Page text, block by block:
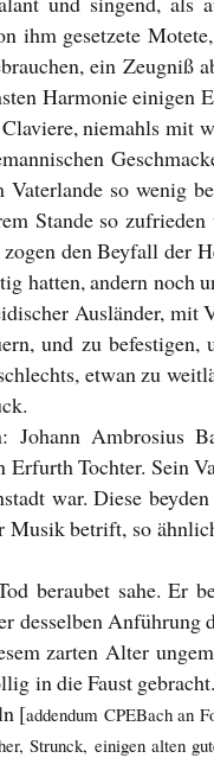
ihm gesetzete
ein Zeugniß
Harmonie einigen
niemahls mit
so wenig
Stande so zufrieden
den Beyfall der
hatten, andern noch
Ausländer, mit
und zu befestigen,
etwan zu
Johann Ambrosius
Tochter. Sein
war. Diese
Musik betrift, so
beraubet sahe. Er
desselben Anführung
zarten Alter
in die Faust
[addendum CPEBach an
Strunck, einigen alten